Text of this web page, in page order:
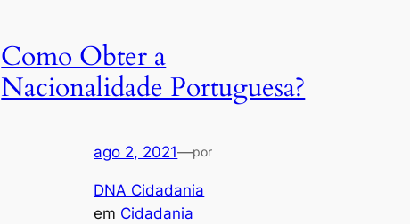
Como Obter a
Nacionalidade Portuguesa?
ago 2, 2021—por
DNA Cidadania
em Cidadania